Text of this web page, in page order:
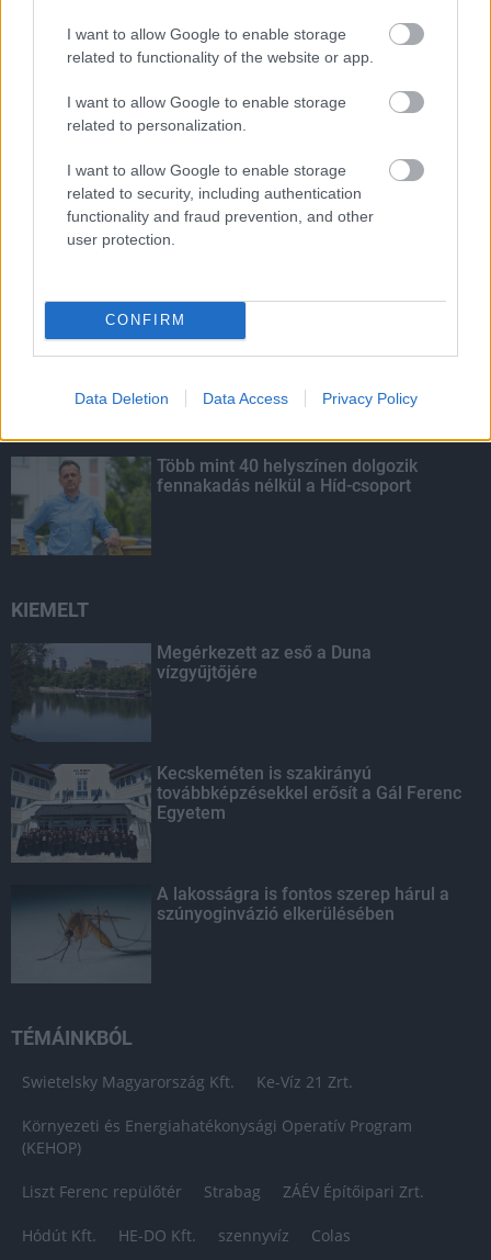
I want to allow Google to enable storage
related to functionality of the website or app.
I want to allow Google to enable storage
related to personalization.
I want to allow Google to enable storage
related to security, including authentication
functionality and fraud prevention, and other
user protection.
CONFIRM
Data Deletion Data Access Privacy Policy
LEGOLVASOTTABB
Indul a diákok pénzügyi ismereteit
erősítő Pénz7 programsorozat
Budapest-Pécs, Budapest-Szolnok:
Több mint 40 helyszínen dolgozik
fennakadás nélkül a Híd-csoport
KIEMELT
Megérkezett az eső a Duna
vízgyűjtőjére
Kecskeméten is szakirányú
továbbképzésekkel erősít a Gál Ferenc
Egyetem
A lakosságra is fontos szerep hárul a
szúnyoginvázió elkerülésében
TÉMÁINKBÓL
Swietelsky Magyarország Kft. Ke-Víz 21 Zrt.
Környezeti és Energiahatékonysági Operatív Program
(KEHOP)
Liszt Ferenc repülőtér Strabag ZÁÉV Építőipari Zrt.
Hódút Kft. HE-DO Kft. szennyvíz Colas